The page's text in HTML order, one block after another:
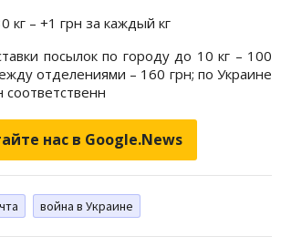
кг – +1 грн за каждый кг
посылок по городу до 10 кг – 100
отделениями – 160 грн; по Украине
соответственн
нас в Google.News
война в Украине